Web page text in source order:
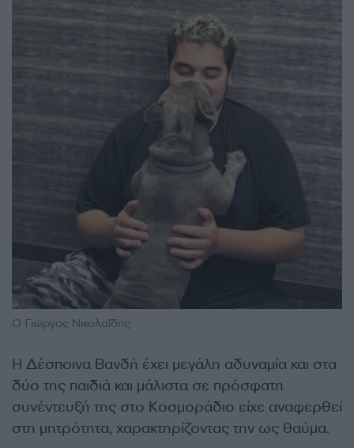
Ο Γιώργος Νικολαΐδης
Η Δέσποινα Βανδή έχει μεγάλη αδυναμία και στα
δύο της παιδιά και μάλιστα σε πρόσφατη
συνέντευξή της στο Κοσμοράδιο είχε αναφερθεί
στη μητρότητα, χαρακτηρίζοντας την ως θαύμα.